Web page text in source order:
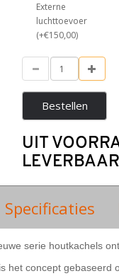
Externe
luchttoevoer
(+€150,00)
Bestellen
UIT
LEVERBAAR
Specificaties
serie houtkachels
het concept gebaseerd